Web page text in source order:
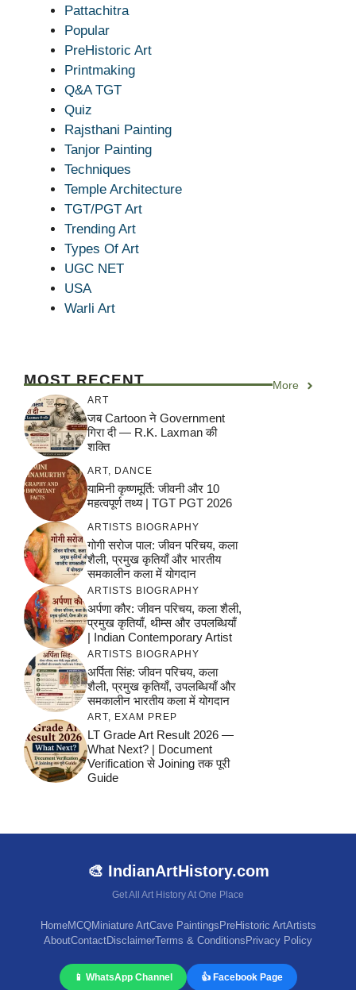
Pattachitra
Popular
PreHistoric Art
Printmaking
Q&A TGT
Quiz
Rajsthani Painting
Tanjor Painting
Techniques
Temple Architecture
TGT/PGT Art
Trending Art
Types Of Art
UGC NET
USA
Warli Art
MOST RECENT More
ART
जब Cartoon ने Government
गिरा दी — R.K. Laxman की
शक्ति
ART, DANCE
यामिनी कृष्णमूर्ति: जीवनी और 10
महत्वपूर्ण तथ्य | TGT PGT 2026
ARTISTS BIOGRAPHY
गोगी सरोज पाल: जीवन परिचय, कला
शैली, प्रमुख कृतियाँ और भारतीय
समकालीन कला में योगदान
ARTISTS BIOGRAPHY
अर्पणा कौर: जीवन परिचय, कला शैली,
प्रमुख कृतियाँ, थीम्स और उपलब्धियाँ
| Indian Contemporary Artist
ARTISTS BIOGRAPHY
अर्पिता सिंह: जीवन परिचय, कला
शैली, प्रमुख कृतियाँ, उपलब्धियाँ और
समकालीन भारतीय कला में योगदान
ART, EXAM PREP
LT Grade Art Result 2026 —
What Next? | Document
Verification से Joining तक पूरी
Guide
🎨 IndianArtHistory.com
Get All Art History At One Place
HomeMCQMiniature ArtCave Paintings PreHistoric ArtArtists
AboutContactDisclaimerTerms & Conditions Privacy Policy
📱 WhatsApp Channel 👍 Facebook Page